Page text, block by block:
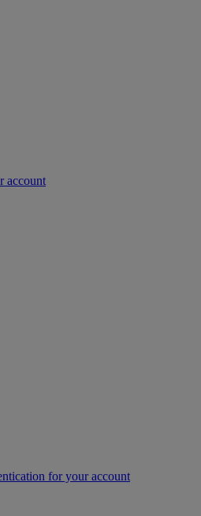
account
for your account